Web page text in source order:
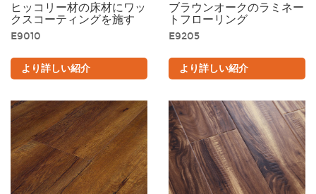
ヒッコリー材の床材にワッ
クスコーティングを施す
E9010
より詳しい紹介
ブラウンオークのラミネー
トフローリング
E9205
より詳しい紹介
黒 茶色